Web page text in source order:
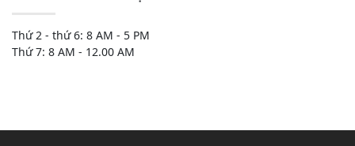
Thứ 2 - thứ 6: 8 AM - 5 PM
Thứ 7: 8 AM - 12.00 AM